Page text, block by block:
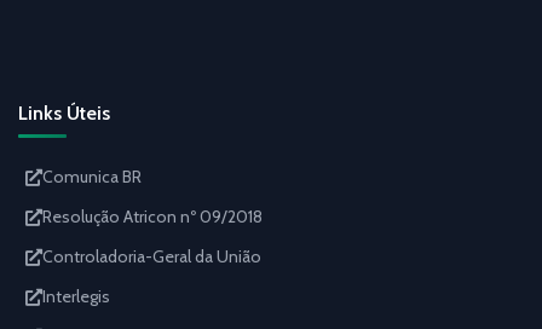
Links Úteis
Comunica BR
Resolução Atricon nº 09/2018
Controladoria-Geral da União
Interlegis